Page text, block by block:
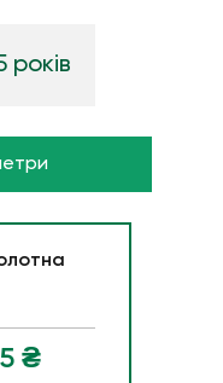
років
₴